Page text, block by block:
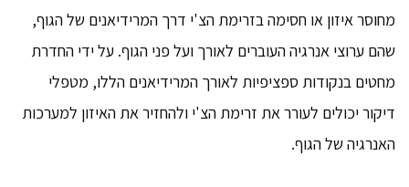
מחוסר איזון או חסימה בזרימת הצ'י דרך המרידיאנים של הגוף,
שהם ערוצי אנרגיה העוברים לאורך ועל פני הגוף. על ידי החדרת
מחטים בנקודות ספציפיות לאורך המרידיאנים הללו, מטפלי
דיקור יכולים לעורר את זרימת הצ'י ולהחזיר את האיזון למערכות
האנרגיה של הגוף.